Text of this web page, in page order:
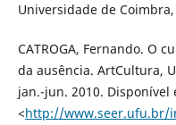
Universidade de
CATROGA, Fernando. O
da ausência. ArtCultura,
jan.-jun. 2010. Disponível
<http://www.seer.ufu.br/